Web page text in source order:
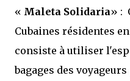
« Maleta Solidaria» :
Cubaines résidentes
consiste à utiliser
bagages des